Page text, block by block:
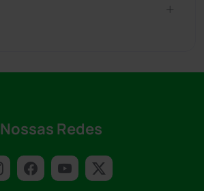
Nossas Redes